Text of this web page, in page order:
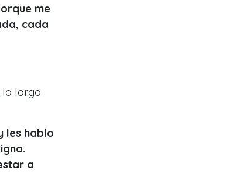
me
cada
lo largo
les hablo
a